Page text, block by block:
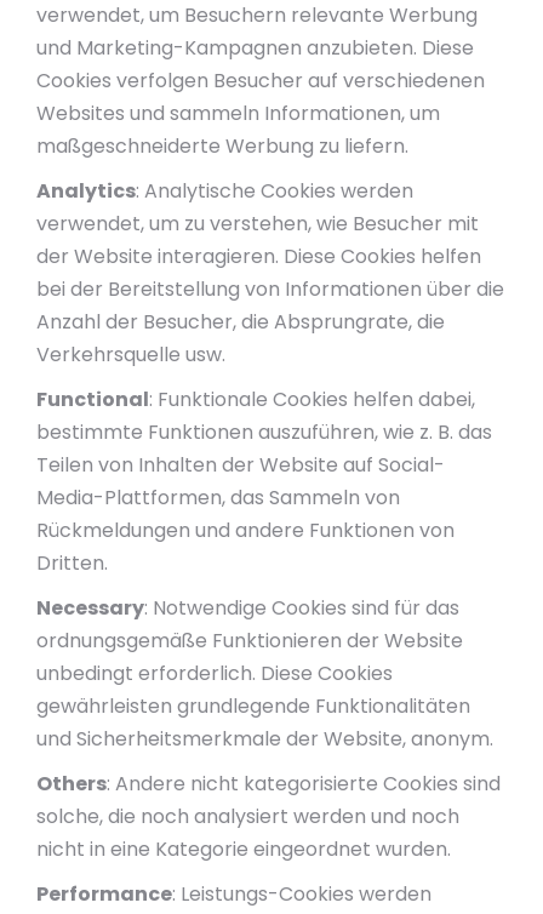
verwendet, um Besuchern relevante Werbung
und Marketing-Kampagnen anzubieten. Diese
Cookies verfolgen Besucher auf verschiedenen
Websites und sammeln Informationen, um
maßgeschneiderte Werbung zu liefern.
Analytics: Analytische Cookies werden
verwendet, um zu verstehen, wie Besucher mit
der Website interagieren. Diese Cookies helfen
bei der Bereitstellung von Informationen über die
Anzahl der Besucher, die Absprungrate, die
Verkehrsquelle usw.
Functional: Funktionale Cookies helfen dabei,
bestimmte Funktionen auszuführen, wie z. B. das
Teilen von Inhalten der Website auf Social-
Media-Plattformen, das Sammeln von
Rückmeldungen und andere Funktionen von
Dritten.
Necessary: Notwendige Cookies sind für das
ordnungsgemäße Funktionieren der Website
unbedingt erforderlich. Diese Cookies
gewährleisten grundlegende Funktionalitäten
und Sicherheitsmerkmale der Website, anonym.
Others: Andere nicht kategorisierte Cookies sind
solche, die noch analysiert werden und noch
nicht in eine Kategorie eingeordnet wurden.
Performance: Leistungs-Cookies werden